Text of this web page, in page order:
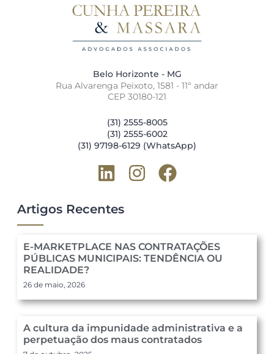
Belo Horizonte - MG
Rua Alvarenga Peixoto, 1581 - 11º andar
CEP 30180-121
(31) 2555-8005
(31) 2555-6002
(31) 97198-6129 (WhatsApp)
Artigos Recentes
E-MARKETPLACE NAS CONTRATAÇÕES
PÚBLICAS MUNICIPAIS: TENDÊNCIA OU
REALIDADE?
26 de maio, 2026
A cultura da impunidade administrativa e a
perpetuação dos maus contratados